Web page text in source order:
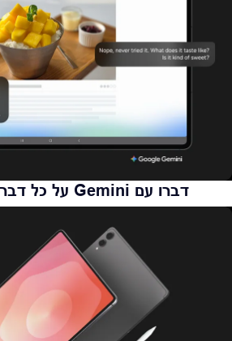
דברו עם Gemini על כל דבר שאתם רואים